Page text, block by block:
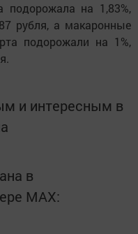
подорожала на 1,83%,
рубля, а макаронные
подорожали на 1%,
и интересным в
в
MАХ: